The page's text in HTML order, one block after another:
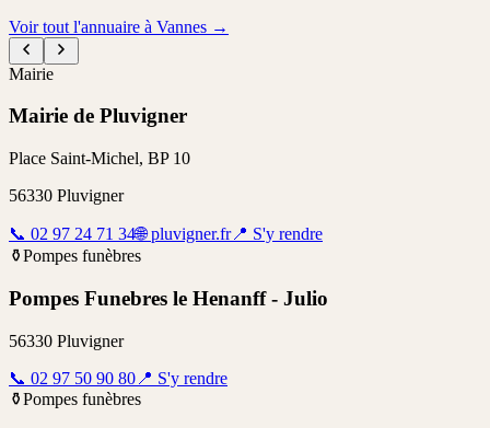
Voir tout l'annuaire à Vannes →
Mairie
Mairie de Pluvigner
Place Saint-Michel, BP 10
56330 Pluvigner
📞 02 97 24 71 34🌐 pluvigner.fr📍 S'y rendre
⚱️Pompes funèbres
Pompes Funebres le Henanff - Julio
56330 Pluvigner
📞 02 97 50 90 80 📍 S'y rendre
⚱️Pompes funèbres